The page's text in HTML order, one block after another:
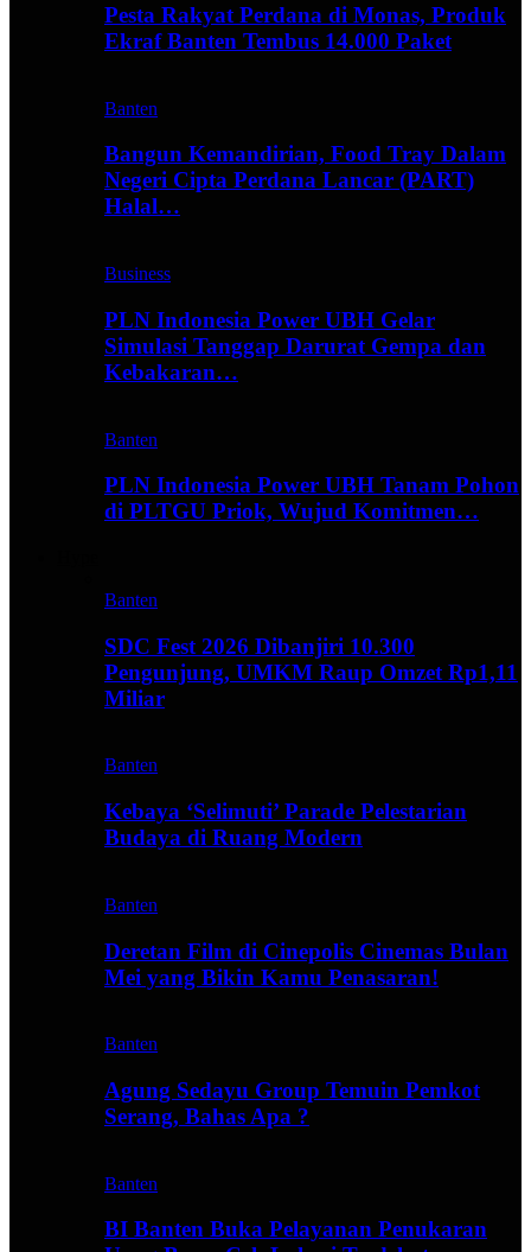
Pesta Rakyat Perdana di Monas, Produk
Ekraf Banten Tembus 14.000 Paket
Banten
Bangun Kemandirian, Food Tray Dalam
Negeri Cipta Perdana Lancar (PART)
Halal…
Business
PLN Indonesia Power UBH Gelar
Simulasi Tanggap Darurat Gempa dan
Kebakaran…
Banten
PLN Indonesia Power UBH Tanam Pohon
di PLTGU Priok, Wujud Komitmen…
Banten
SDC Fest 2026 Dibanjiri 10.300
Pengunjung, UMKM Raup Omzet Rp1,11
Miliar
Banten
Kebaya ‘Selimuti’ Parade Pelestarian
Budaya di Ruang Modern
Banten
Deretan Film di Cinepolis Cinemas Bulan
Mei yang Bikin Kamu Penasaran!
Banten
Agung Sedayu Group Temuin Pemkot
Serang, Bahas Apa ?
Banten
BI Banten Buka Pelayanan Penukaran